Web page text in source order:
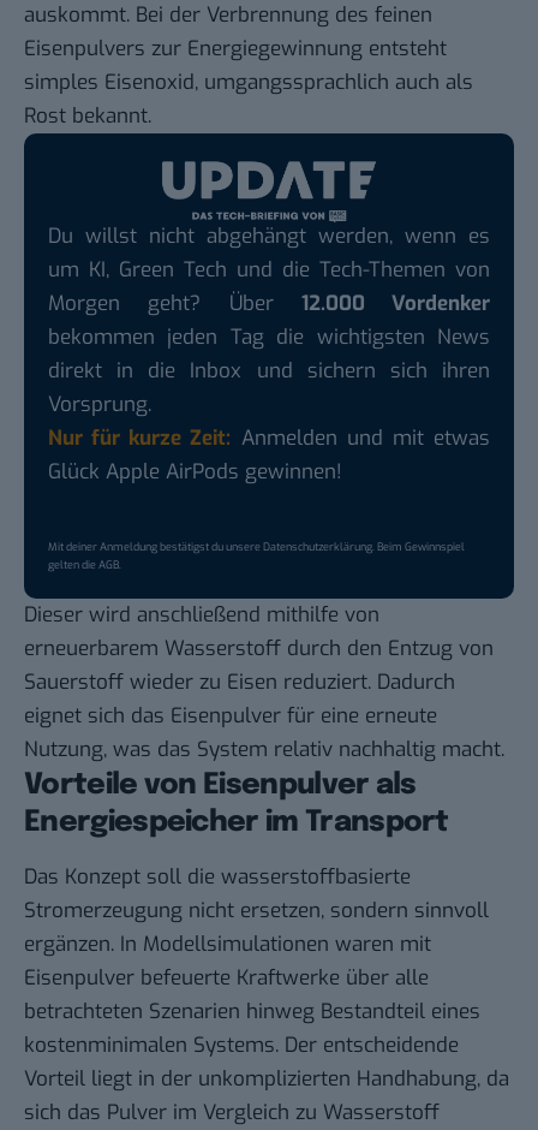
auskommt. Bei der Verbrennung des feinen
Eisenpulvers zur Energiegewinnung entsteht
simples Eisenoxid, umgangssprachlich auch als
Rost bekannt.
Du willst nicht abgehängt werden, wenn es
um KI, Green Tech und die Tech-Themen von
Morgen geht? Über 12.000 Vordenker
bekommen jeden Tag die wichtigsten News
direkt in die Inbox und sichern sich ihren
Vorsprung.
Nur für kurze Zeit: Anmelden und mit etwas
Glück Apple AirPods gewinnen!
Mit deiner Anmeldung bestätigst du unsereDatenschutzerklärung. Beim Gewinnspiel
gelten dieAGB.
Dieser wird anschließend mithilfe von
erneuerbarem Wasserstoff durch den Entzug von
Sauerstoff wieder zu Eisen reduziert. Dadurch
eignet sich das Eisenpulver für eine erneute
Nutzung, was das System relativ nachhaltig macht.
Vorteile von Eisenpulver als
Energiespeicher im Transport
Das Konzept soll die wasserstoffbasierte
Stromerzeugung nicht ersetzen, sondern sinnvoll
ergänzen. In Modellsimulationen waren mit
Eisenpulver befeuerte Kraftwerke über alle
betrachteten Szenarien hinweg Bestandteil eines
kostenminimalen Systems. Der entscheidende
Vorteil liegt in der unkomplizierten Handhabung, da
sich das Pulver im Vergleich zu Wasserstoff